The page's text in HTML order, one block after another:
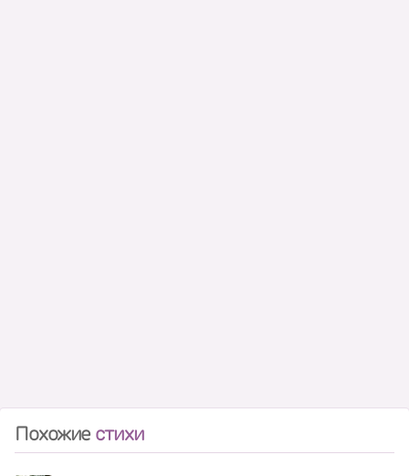
Похожие стихи